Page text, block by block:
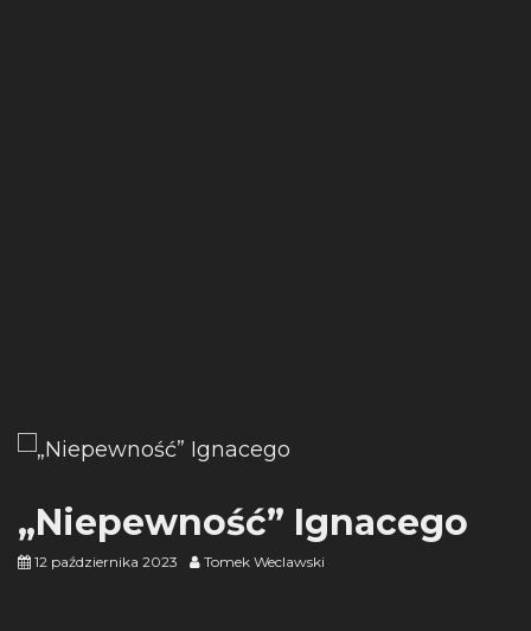
„Niepewność” Ignacego
12 października 2023 Tomek Weclawski